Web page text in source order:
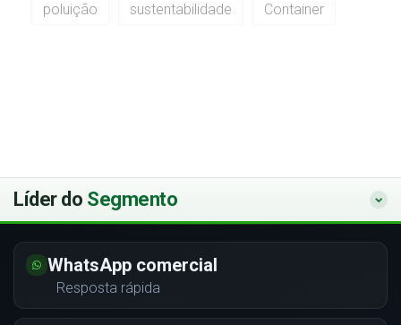
poluição sustentabilidade Container
Líder do Segmento
WhatsApp comercial
Resposta rápida